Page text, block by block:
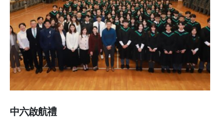
中六啟航禮